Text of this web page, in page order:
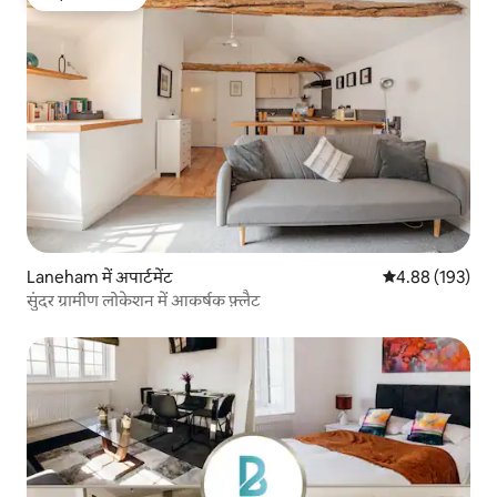
गेस्ट्स की फ़ेवरेट
Laneham में अपार्टमेंट औसत रेटिंग 5 में से
4.88 (193)
सुंदर ग्रामीण लोकेशन में आकर्षक फ़्लैट